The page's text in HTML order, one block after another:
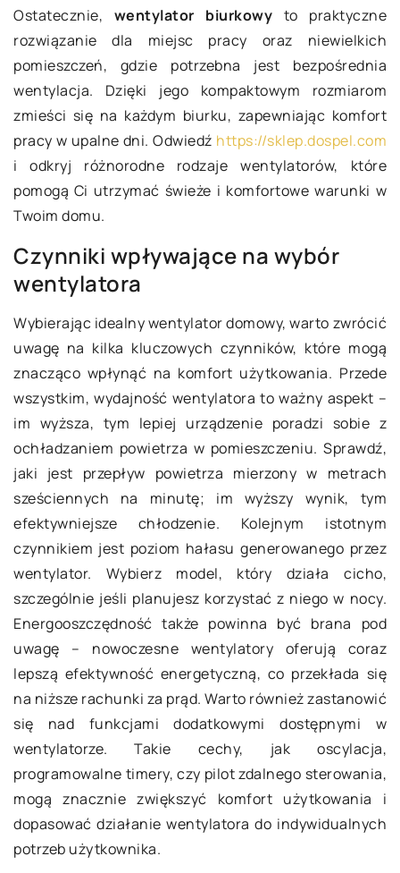
Ostatecznie, wentylator biurkowy to praktyczne
rozwiązanie dla miejsc pracy oraz niewielkich
pomieszczeń, gdzie potrzebna jest bezpośrednia
wentylacja. Dzięki jego kompaktowym rozmiarom
zmieści się na każdym biurku, zapewniając komfort
pracy w upalne dni. Odwiedź https://sklep.dospel.com
i odkryj różnorodne rodzaje wentylatorów, które
pomogą Ci utrzymać świeże i komfortowe warunki w
Twoim domu.
Czynniki wpływające na wybór
wentylatora
Wybierając idealny wentylator domowy, warto zwrócić
uwagę na kilka kluczowych czynników, które mogą
znacząco wpłynąć na komfort użytkowania. Przede
wszystkim, wydajność wentylatora to ważny aspekt –
im wyższa, tym lepiej urządzenie poradzi sobie z
ochładzaniem powietrza w pomieszczeniu. Sprawdź,
jaki jest przepływ powietrza mierzony w metrach
sześciennych na minutę; im wyższy wynik, tym
efektywniejsze chłodzenie. Kolejnym istotnym
czynnikiem jest poziom hałasu generowanego przez
wentylator. Wybierz model, który działa cicho,
szczególnie jeśli planujesz korzystać z niego w nocy.
Energooszczędność także powinna być brana pod
uwagę – nowoczesne wentylatory oferują coraz
lepszą efektywność energetyczną, co przekłada się
na niższe rachunki za prąd. Warto również zastanowić
się nad funkcjami dodatkowymi dostępnymi w
wentylatorze. Takie cechy, jak oscylacja,
programowalne timery, czy pilot zdalnego sterowania,
mogą znacznie zwiększyć komfort użytkowania i
dopasować działanie wentylatora do indywidualnych
potrzeb użytkownika.